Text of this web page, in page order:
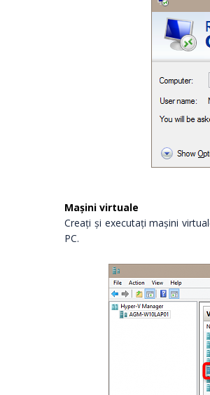
Mașini virtuale
Creați și executați mașini
PC.